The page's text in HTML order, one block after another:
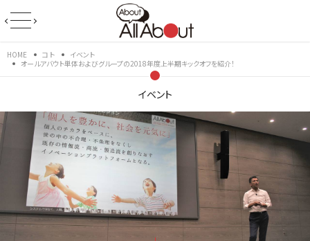
HOME コト
イベント
オールアバウト単体およびグループの2018年度上半期キックオフを紹介！
イベント